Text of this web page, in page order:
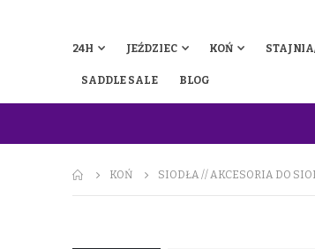
24H JEŹDZIEC KOŃ
SADDLE SALE BLOG
KOŃ SIODŁA // AKCESORIA DO